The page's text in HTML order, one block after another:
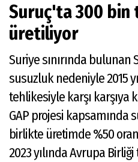
Suruç'ta 300 bin
üretiliyor
Suriye sınırında bulunan
susuzluk nedeniyle 2015
tehlikesiyle karşı karşıya
GAP projesi kapsamında
birlikte üretimde %50
2023 yılında Avrupa